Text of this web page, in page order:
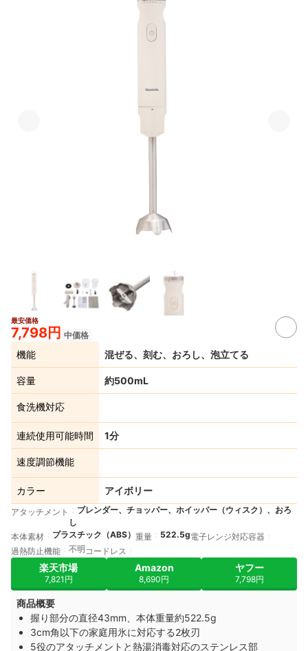
最安価格
7,798円 中価格
機能 混ぜる、刻む、おろし、泡立てる
容量 約500mL
食洗機対応
連続使用可能時間 1分
速度調節機能
カラー アイボリー
アタッチメント
ブレンダー、チョッパー、ホイッパー（ウィスク）、おろ
し
本体素材
プラスチック（ABS） 重量 522.5g電子レンジ対応容器
過熱防止機能
不明 コードレス
楽天市場
7,821円
Amazon
8,690円
ヤフー
7,798円
商品概要
握り部分の直径43mm、本体重量約522.5g
3cm角以下の家庭用氷に対応する2枚刃
5役のアタッチメントと熱湯消毒対応のステンレス部